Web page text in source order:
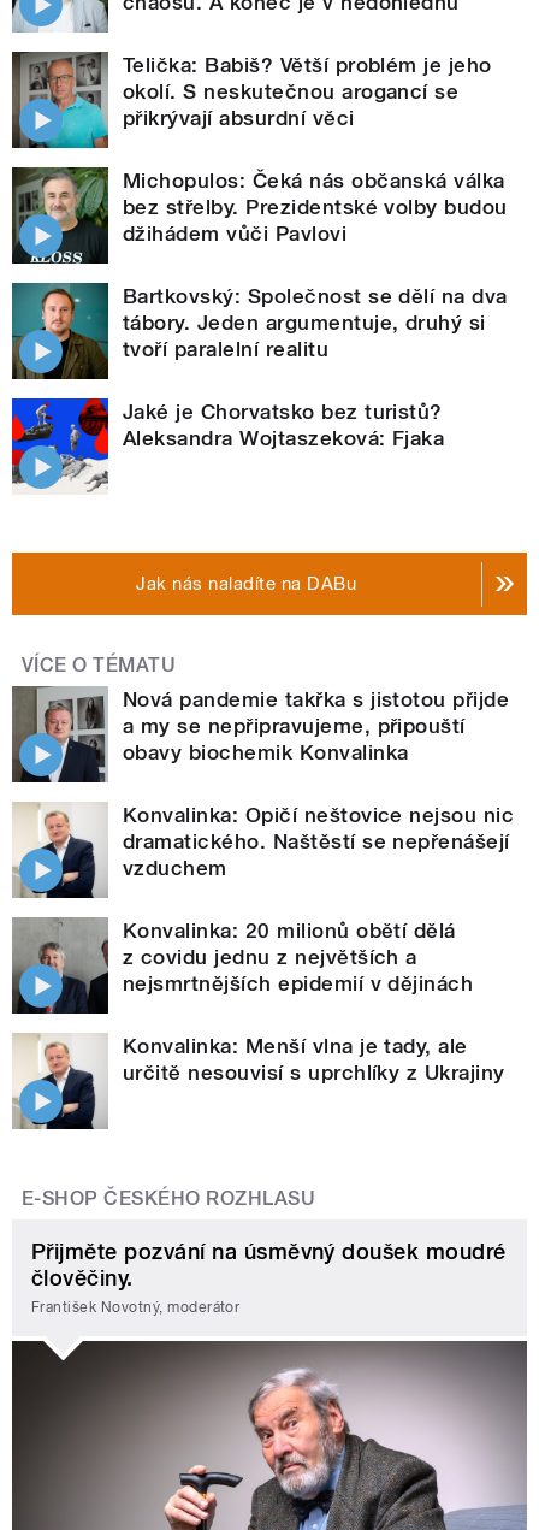
Telička: Babiš? Větší problém je jeho
okolí. S neskutečnou arogancí se
přikrývají absurdní věci
Michopulos: Čeká nás občanská válka
bez střelby. Prezidentské volby budou
džihádem vůči Pavlovi
Bartkovský: Společnost se dělí na dva
tábory. Jeden argumentuje, druhý si
tvoří paralelní realitu
Jaké je Chorvatsko bez turistů?
Aleksandra Wojtaszeková: Fjaka
Jak nás naladíte na DABu
VÍCE O TÉMATU
Nová pandemie takřka s jistotou přijde
a my se nepřipravujeme, připouští
obavy biochemik Konvalinka
Konvalinka: Opičí neštovice nejsou nic
dramatického. Naštěstí se nepřenášejí
vzduchem
Konvalinka: 20 milionů obětí dělá
z covidu jednu z největších a
nejsmrtnějších epidemií v dějinách
Konvalinka: Menší vlna je tady, ale
určitě nesouvisí s uprchlíky z Ukrajiny
E-SHOP ČESKÉHO ROZHLASU
Přijměte pozvání na úsměvný doušek moudré
člověčiny.
František Novotný, moderátor